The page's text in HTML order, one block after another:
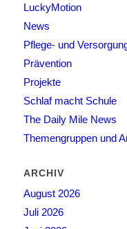
LuckyMotion
News
Pflege- und
Prävention
Projekte
Schlaf macht Schule
The Daily Mile News
Themengruppen und
ARCHIV
August 2026
Juli 2026